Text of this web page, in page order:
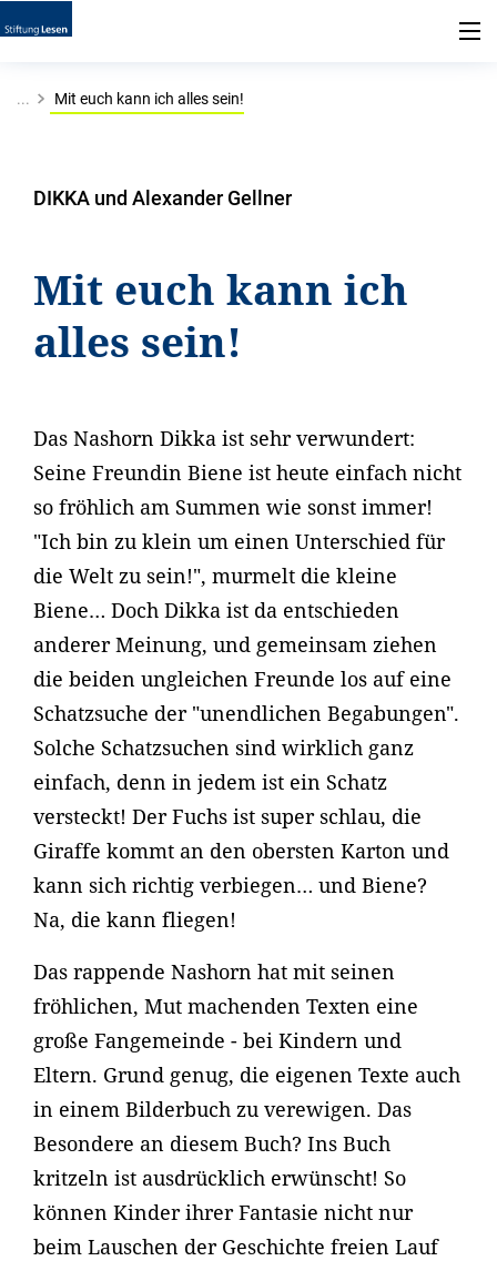
... Mit euch kann ich alles sein!
DIKKA und Alexander Gellner
Mit euch kann ich
alles sein!
Das Nashorn Dikka ist sehr verwundert:
Seine Freundin Biene ist heute einfach nicht
so fröhlich am Summen wie sonst immer!
"Ich bin zu klein um einen Unterschied für
die Welt zu sein!", murmelt die kleine
Biene… Doch Dikka ist da entschieden
anderer Meinung, und gemeinsam ziehen
die beiden ungleichen Freunde los auf eine
Schatzsuche der "unendlichen Begabungen".
Solche Schatzsuchen sind wirklich ganz
einfach, denn in jedem ist ein Schatz
versteckt! Der Fuchs ist super schlau, die
Giraffe kommt an den obersten Karton und
kann sich richtig verbiegen… und Biene?
Na, die kann fliegen!
Das rappende Nashorn hat mit seinen
fröhlichen, Mut machenden Texten eine
große Fangemeinde - bei Kindern und
Eltern. Grund genug, die eigenen Texte auch
in einem Bilderbuch zu verewigen. Das
Besondere an diesem Buch? Ins Buch
kritzeln ist ausdrücklich erwünscht! So
können Kinder ihrer Fantasie nicht nur
beim Lauschen der Geschichte freien Lauf